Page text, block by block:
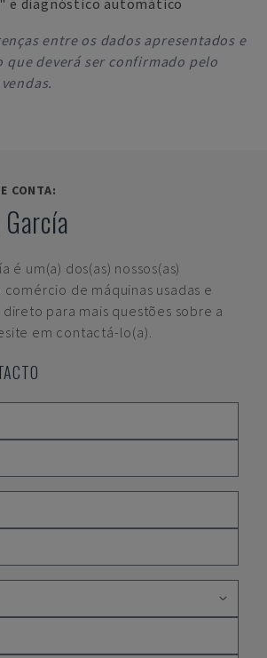
e diagnóstico automático
entre os dados apresentados e
que deverá ser confirmado pelo
CONTA:
é um(a) dos(as) nossos(as)
de máquinas usadas e
para mais questões sobre a
em contactá-lo(a).